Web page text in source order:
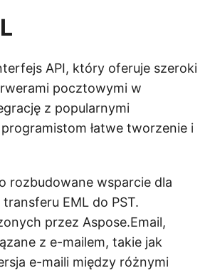
API, który oferuje szeroki
pocztowymi w
z popularnymi
łatwe tworzenie i
rozbudowane wsparcie dla
EML do PST.
przez Aspose.Email,
z e-mailem, takie jak
e-maili między różnymi